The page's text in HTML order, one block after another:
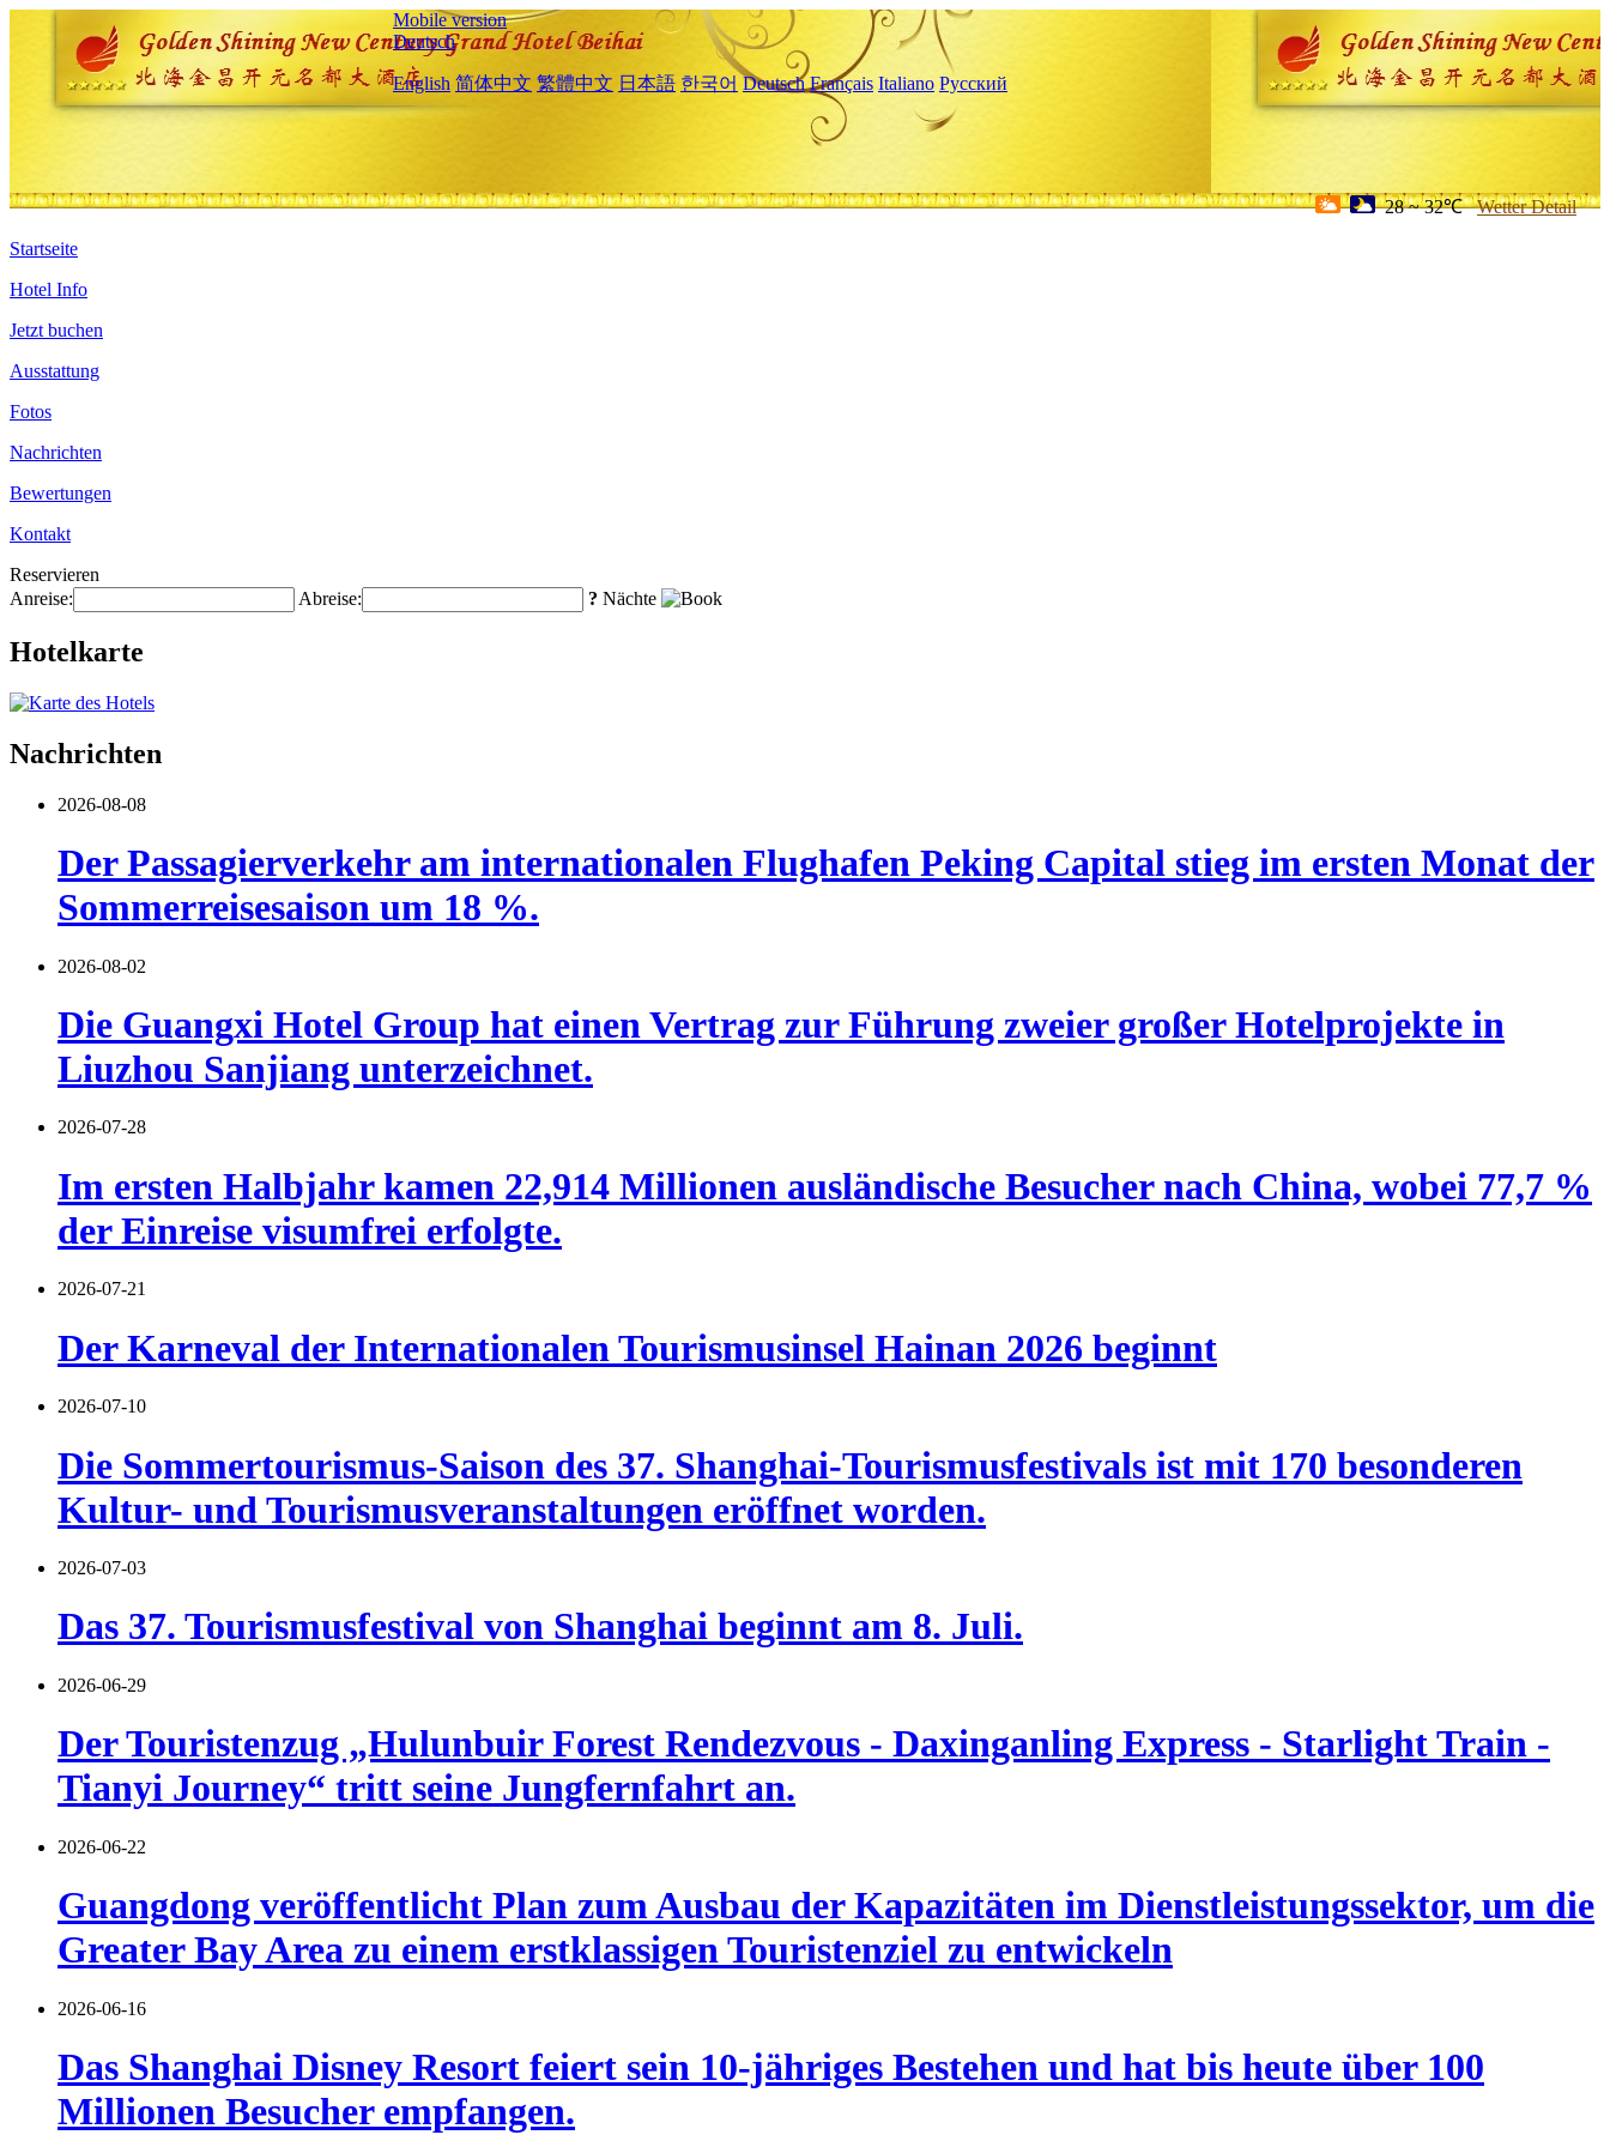
Mobile version
Deutsch
English 简体中文 繁體中文 日本語 한국어 Deutsch Français Italiano Русский
28 ~ 32℃ Wetter Detail
Startseite
Hotel Info
Jetzt buchen
Ausstattung
Fotos
Nachrichten
Bewertungen
Kontakt
Reservieren
Anreise:
Abreise: ? Nächte
Hotelkarte
Nachrichten
2026-08-08
Der Passagierverkehr am internationalen Flughafen Peking Capital stieg im ersten Monat der
Sommerreisesaison um 18 %.
2026-08-02
Die Guangxi Hotel Group hat einen Vertrag zur Führung zweier großer Hotelprojekte in
Liuzhou Sanjiang unterzeichnet.
2026-07-28
Im ersten Halbjahr kamen 22,914 Millionen ausländische Besucher nach China, wobei 77,7 %
der Einreise visumfrei erfolgte.
2026-07-21
Der Karneval der Internationalen Tourismusinsel Hainan 2026 beginnt
2026-07-10
Die Sommertourismus-Saison des 37. Shanghai-Tourismusfestivals ist mit 170 besonderen
Kultur- und Tourismusveranstaltungen eröffnet worden.
2026-07-03
Das 37. Tourismusfestival von Shanghai beginnt am 8. Juli.
2026-06-29
Der Touristenzug „Hulunbuir Forest Rendezvous - Daxinganling Express - Starlight Train -
Tianyi Journey“ tritt seine Jungfernfahrt an.
2026-06-22
Guangdong veröffentlicht Plan zum Ausbau der Kapazitäten im Dienstleistungssektor, um die
Greater Bay Area zu einem erstklassigen Touristenziel zu entwickeln
2026-06-16
Das Shanghai Disney Resort feiert sein 10-jähriges Bestehen und hat bis heute über 100
Millionen Besucher empfangen.